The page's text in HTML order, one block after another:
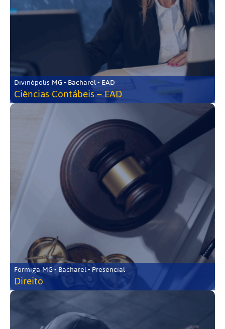
Divinópolis-MG • Bacharel • EAD
Ciências Contábeis – EAD
Formiga-MG • Bacharel • Presencial
Direito